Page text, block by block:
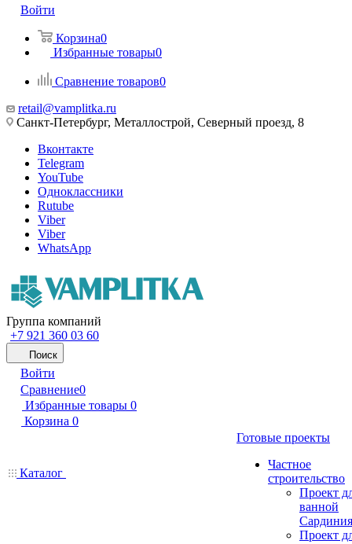
Войти
Корзина0
Избранные товары0
Сравнение товаров0
retail@vamplitka.ru
Санкт-Петербург, Металлострой, Северный проезд, 8
Вконтакте
Telegram
YouTube
Одноклассники
Rutube
Viber
Viber
WhatsApp
Группа компаний
+7 921 360 03 60
Поиск
Войти
Сравнение0
Избранные товары 0
Корзина 0
Каталог
Готовые проекты
Частное
строительство
Проект
ванной
Сардиния
Проект